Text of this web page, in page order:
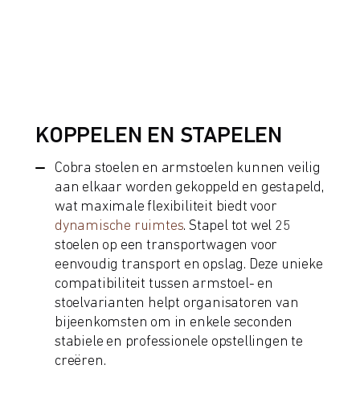
KOPPELEN EN STAPELEN
Cobra stoelen en armstoelen kunnen veilig
aan elkaar worden gekoppeld en gestapeld,
wat maximale flexibiliteit biedt voor
dynamische ruimtes. Stapel tot wel 25
stoelen op een transportwagen voor
eenvoudig transport en opslag. Deze unieke
compatibiliteit tussen armstoel- en
stoelvarianten helpt organisatoren van
bijeenkomsten om in enkele seconden
stabiele en professionele opstellingen te
creëren.